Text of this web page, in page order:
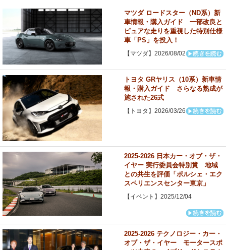
マツダ ロードスター（ND系）新
車情報・購入ガイド 一部改良と
ピュアな走りを重視した特別仕様
車「PS」を投入！
【マツダ】2026/08/02
トヨタ GRヤリス（10系）新車情
報・購入ガイド さらなる熟成が
施された26式
【トヨタ】2026/03/26
2025-2026 日本カー・オブ・ザ・
イヤー 実行委員会特別賞 地域
との共生を評価「ポルシェ・エク
スペリエンスセンター東京」
【イベント】2025/12/04
2025-2026 テクノロジー・カー・
オブ・ザ・イヤー モータースポ